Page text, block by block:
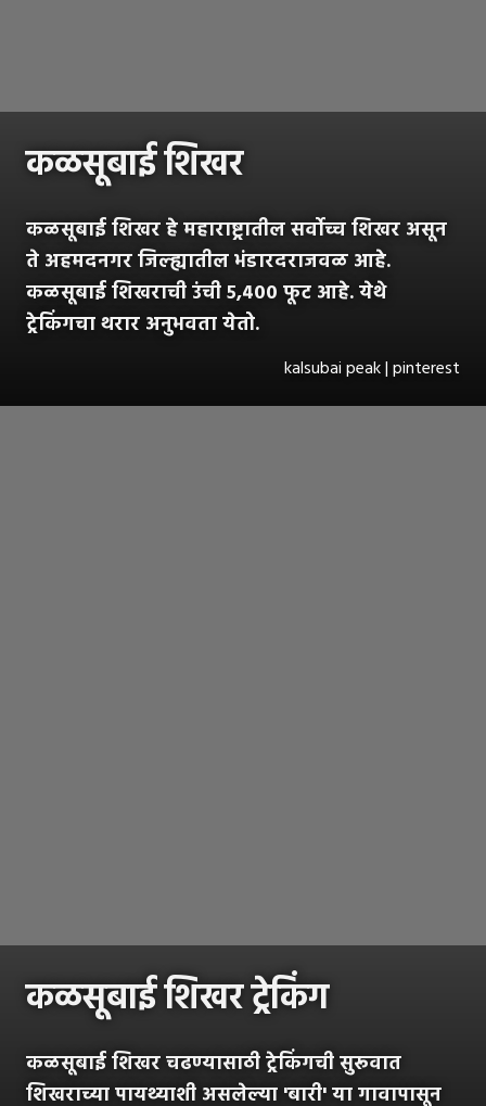
कळसूबाई शिखर
कळसूबाई शिखर हे महाराष्ट्रातील सर्वोच्च शिखर असून
ते अहमदनगर जिल्ह्यातील भंडारदराजवळ आहे.
कळसूबाई शिखराची उंची ५,४०० फूट आहे. येथे
ट्रेकिंगचा थरार अनुभवता येतो.
kalsubai peak | pinterest
कळसूबाई शिखर ट्रेकिंग
कळसूबाई शिखर चढण्यासाठी ट्रेकिंगची सुरूवात
शिखराच्या पायथ्याशी असलेल्या 'बारी' या गावापासून